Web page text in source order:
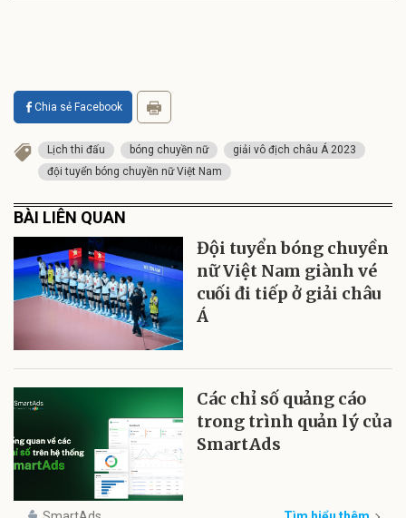
Chia sẻ Facebook
Lịch thi đấu bóng chuyền nữ
giải vô địch châu Á 2023
đội tuyển bóng chuyền nữ Việt Nam
BÀI LIÊN QUAN
Đội tuyển bóng chuyền
nữ Việt Nam giành vé
cuối đi tiếp ở giải châu
Á
Các chỉ số quảng cáo
trong trình quản lý của
SmartAds